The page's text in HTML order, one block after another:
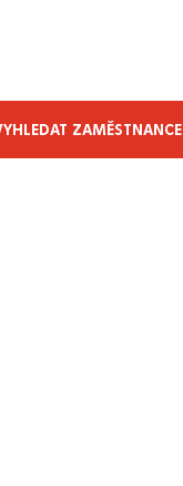
ZAMĚSTNANCE